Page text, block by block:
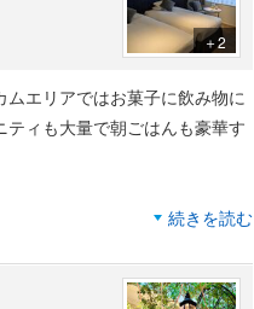
＋2
エリアではお菓子に飲み物に
ィも大量で朝ごはんも豪華す
うでもいいぐらい完璧でした
続きを読む